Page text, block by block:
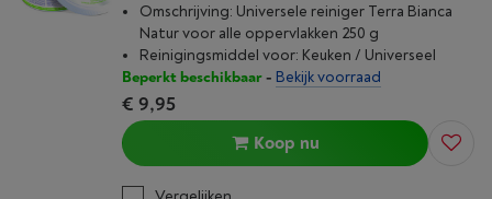
Omschrijving: Universele reiniger Terra Bianca
Natur voor alle oppervlakken 250 g
Reinigingsmiddel voor: Keuken / Universeel
Beperkt beschikbaar- Bekijk voorraad
€ 9,95
Koop nu